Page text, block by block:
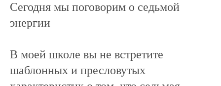
Сегодня мы поговорим о седьмой
энергии
В моей школе вы не встретите
шаблонных и пресловутых